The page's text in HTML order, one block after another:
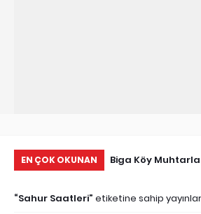
EN ÇOK OKUNAN
Biga Köy
Sahur Saatleri etiketine sahip